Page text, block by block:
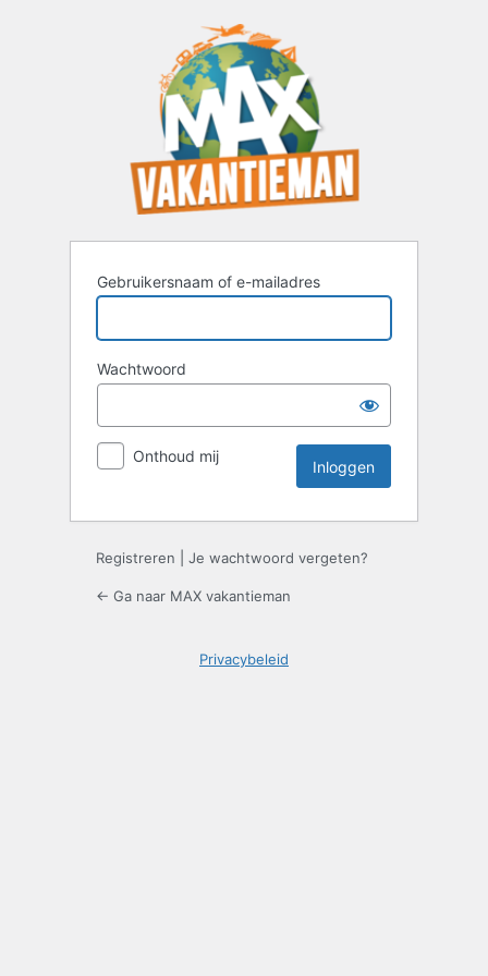
Gebruikersnaam of e-mailadres
Wachtwoord
Onthoud mij
Registreren Je wachtwoord vergeten?
← Ga naar MAX vakantieman
Privacybeleid